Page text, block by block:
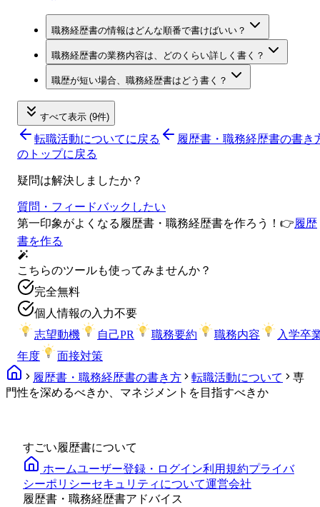
職務経歴書の情報はどんな順番で書けばいい？
職務経歴書の業務内容は、どのくらい詳しく書く？
職歴が短い場合、職務経歴書はどう書く？
すべて表示 (9件)
転職活動についてに戻る
履歴書・職務経歴書の書き
のトップに戻る
疑問は解決しましたか？
質問・フィードバックしたい
第一印象がよくなる履歴書・職務経歴書を作ろう！ 👉履歴
書を作る
こちらのツールも使ってみませんか？
完全無料
個人情報の入力不要
志望動機
自己PR 職務要約 職務内容
入学卒
年度
面接対策
履歴書・職務経歴書の書き方
転職活動について
専
門性を深めるべきか、マネジメントを目指すべきか
すごい履歴書について
ホームユーザー登録・ログイン利用規約プライバ
シーポリシーセキュリティについて運営会社
履歴書・職務経歴書アドバイス